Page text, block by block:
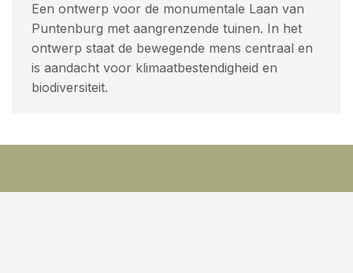
Een ontwerp voor de monumentale Laan van
Puntenburg met aangrenzende tuinen. In het
ontwerp staat de bewegende mens centraal en
is aandacht voor klimaatbestendigheid en
biodiversiteit.